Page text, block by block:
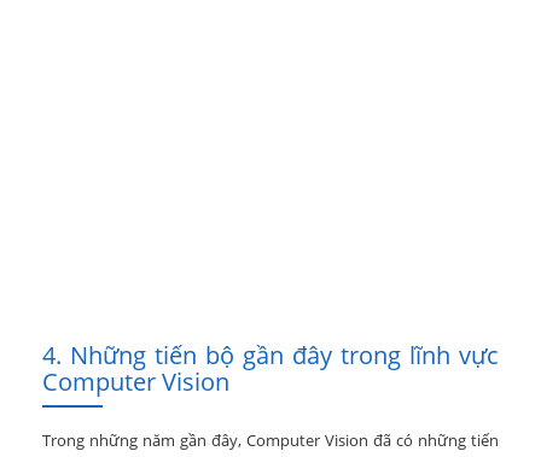
4. Những tiến bộ gần đây trong lĩnh vực
Computer Vision
Trong những năm gần đây, Computer Vision đã có những tiến